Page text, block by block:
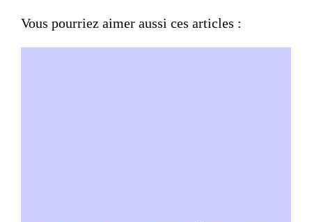
Vous pourriez aimer aussi ces articles :